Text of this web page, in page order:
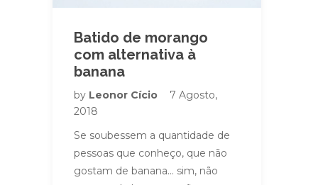
Batido de morango
com alternativa à
banana
by Leonor Cício
7 Agosto,
2018
Se soubessem a quantidade de
pessoas que conheço, que não
gostam de banana… sim, não